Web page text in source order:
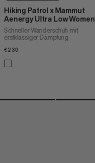
Hiking Patrol x Mammut
Aenergy Ultra Low Women
Schneller Wanderschuh mit
erstklassiger Dämpfung
€230